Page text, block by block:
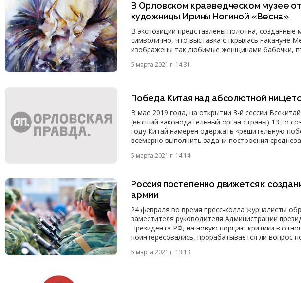
В Орловском краеведческом музее
художницы Ирины Ногиной «Весна»
В экспозиции представлены полотна,
символично, что выставка открылась накануне
изображены так любимые женщинами бабочки,
5 марта 2021 г. 14:31
Победа Китая над абсолютной
В мае 2019 года, на открытии 3-й сессии
(высший законодательный орган страны) 13-го
году Китай намерен одержать «решительную
всемерно выполнить задачи построения
5 марта 2021 г. 14:14
Россия постепенно движется к
армии
24 февраля во время пресс-колла журналисты
заместителя руководителя Администрации
Президента РФ, на новую порцию критики в
поинтересовались, прорабатывается ли вопрос
5 марта 2021 г. 13:18